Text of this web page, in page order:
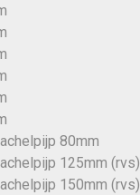
80mm
125mm (rvs)
150mm (rvs)